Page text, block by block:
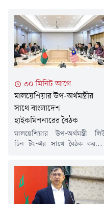
৩০ মিনিট আগে
মালয়েশিয়ার উপ-অর্থমন্ত্রীর
সাথে বাংলাদেশ
হাইকমিশনারের বৈঠক
মালয়েশিয়ার উপ-অর্থমন্ত্রী
চিন টং-এর সাথে বৈঠক করছেন
বাংলাদেশের
মনজুরুল করিম খান
সময় বৃহস্প&zwnj;তিবার
আগস্ট) মালয়েশিয়ার উপ-অর্থমন্ত্রীর